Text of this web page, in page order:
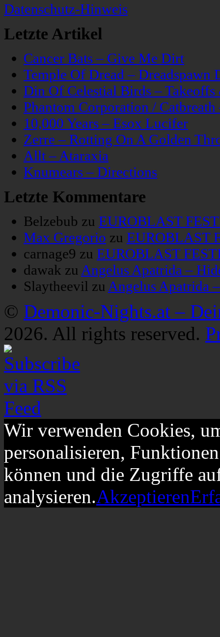
Datenschutz-Hinweis
Letzte Artikel
Cancer Bats – Give Me Dirt
Temple Of Dread – Dreadspawn
Din Of Celestial Birds –
Phantom Corporation /
10,000 Years – Esox Lucifer
Zerre – Rotting On A Golden
Allt – Ataraxia
Knumears – Directions
Letzte Kommentare
Belzebub zu EUROBLAST
Max Gregorio zu EUROBLAST
carnage9 zu EUROBLAST
dawak zu Angelus Apatrida –
Slaytheevil zu Angelus Apatrida
© Demonic-Nights.at –
2026. All rights reserved.
Wir verwenden Cookies,
personalisieren,
können und die Zugriffe
analysieren.Akzeptieren